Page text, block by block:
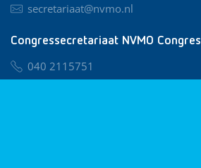
secretariaat@nvmo.nl
Congressecretariaat NVMO Congres
040 2115751